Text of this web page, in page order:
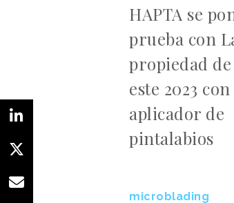
HAPTA se
prueba con
propiedad
este 2023
aplicador de
pintalabios
microblading